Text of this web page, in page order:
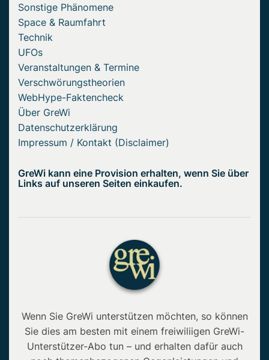
Sonstige Phänomene
Space & Raumfahrt
Technik
UFOs
Veranstaltungen & Termine
Verschwörungstheorien
WebHype-Faktencheck
Über GreWi
Datenschutzerklärung
Impressum / Kontakt (Disclaimer)
GreWi kann eine Provision erhalten, wenn Sie über
Links auf unseren Seiten einkaufen.
Wenn Sie GreWi unterstützen möchten, so können
Sie dies am besten mit einem freiwiliigen GreWi-
Unterstützer-Abo tun – und erhalten dafür auch